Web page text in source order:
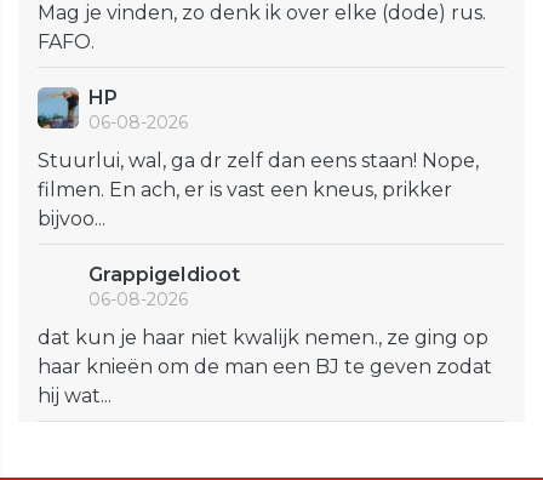
Mag je vinden, zo denk ik over elke (dode) rus.
FAFO.
HP
06-08-2026
Stuurlui, wal, ga dr zelf dan eens staan! Nope,
filmen. En ach, er is vast een kneus, prikker
bijvoo...
GrappigeIdioot
06-08-2026
dat kun je haar niet kwalijk nemen., ze ging op
haar knieën om de man een BJ te geven zodat
hij wat...